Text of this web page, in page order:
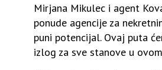
Mirjana Mikulec i agent
ponude agencije za
puni potencijal. Ovaj puta
izlog za sve stanove u